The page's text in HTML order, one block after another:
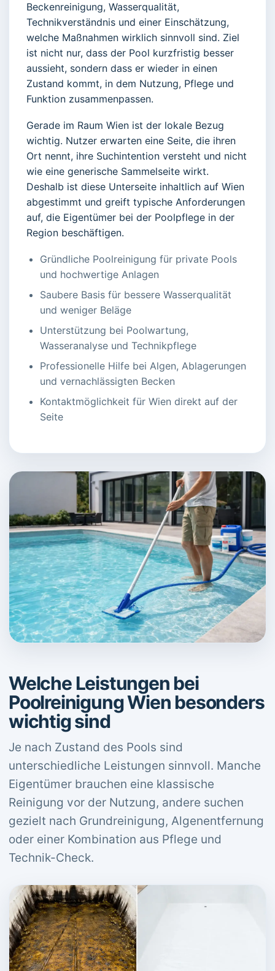
Beckenreinigung, Wasserqualität,
Technikverständnis und einer Einschätzung,
welche Maßnahmen wirklich sinnvoll sind. Ziel
ist nicht nur, dass der Pool kurzfristig besser
aussieht, sondern dass er wieder in einen
Zustand kommt, in dem Nutzung, Pflege und
Funktion zusammenpassen.
Gerade im Raum Wien ist der lokale Bezug
wichtig. Nutzer erwarten eine Seite, die ihren
Ort nennt, ihre Suchintention versteht und nicht
wie eine generische Sammelseite wirkt.
Deshalb ist diese Unterseite inhaltlich auf Wien
abgestimmt und greift typische Anforderungen
auf, die Eigentümer bei der Poolpflege in der
Region beschäftigen.
Gründliche Poolreinigung für private Pools
und hochwertige Anlagen
Saubere Basis für bessere Wasserqualität
und weniger Beläge
Unterstützung bei Poolwartung,
Wasseranalyse und Technikpflege
Professionelle Hilfe bei Algen, Ablagerungen
und vernachlässigten Becken
Kontaktmöglichkeit für Wien direkt auf der
Seite
Welche Leistungen bei
Poolreinigung Wien besonders
wichtig sind
Je nach Zustand des Pools sind
unterschiedliche Leistungen sinnvoll. Manche
Eigentümer brauchen eine klassische
Reinigung vor der Nutzung, andere suchen
gezielt nach Grundreinigung, Algenentfernung
oder einer Kombination aus Pflege und
Technik-Check.